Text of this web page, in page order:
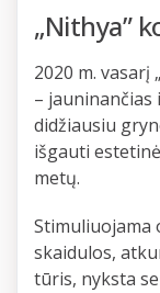
„Nithya”
2020 m. vasarį
– jauninančias
didžiausiu
išgauti
metų.
Stimuliuojama
skaidulos,
tūris, nyksta